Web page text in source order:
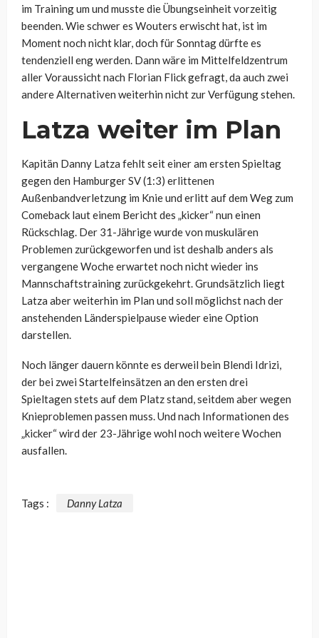
im Training um und musste die Übungseinheit vorzeitig
beenden. Wie schwer es Wouters erwischt hat, ist im
Moment noch nicht klar, doch für Sonntag dürfte es
tendenziell eng werden. Dann wäre im Mittelfeldzentrum
aller Voraussicht nach Florian Flick gefragt, da auch zwei
andere Alternativen weiterhin nicht zur Verfügung stehen.
Latza weiter im Plan
Kapitän Danny Latza fehlt seit einer am ersten Spieltag
gegen den Hamburger SV (1:3) erlittenen
Außenbandverletzung im Knie und erlitt auf dem Weg zum
Comeback laut einem Bericht des „kicker“ nun einen
Rückschlag. Der 31-Jährige wurde von muskulären
Problemen zurückgeworfen und ist deshalb anders als
vergangene Woche erwartet noch nicht wieder ins
Mannschaftstraining zurückgekehrt. Grundsätzlich liegt
Latza aber weiterhin im Plan und soll möglichst nach der
anstehenden Länderspielpause wieder eine Option
darstellen.
Noch länger dauern könnte es derweil bein Blendi Idrizi,
der bei zwei Startelfeinsätzen an den ersten drei
Spieltagen stets auf dem Platz stand, seitdem aber wegen
Knieproblemen passen muss. Und nach Informationen des
„kicker“ wird der 23-Jährige wohl noch weitere Wochen
ausfallen.
Tags : Danny Latza